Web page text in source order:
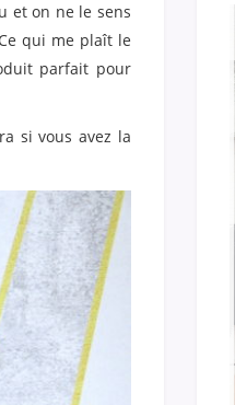
et on ne le sens
qui me plaît le
parfait pour
si vous avez la